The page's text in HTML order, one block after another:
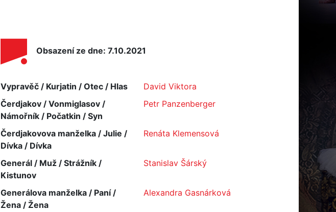
Obsazení ze dne: 7.10.2021
Vypravěč / Kurjatin / Otec / Hlas
David Viktora
Čerdjakov / Vonmiglasov /
Námořník / Počatkin / Syn
Petr Panzenberger
Čerdjakovova manželka / Julie /
Dívka / Dívka
Renáta Klemensová
Generál / Muž / Strážník /
Kistunov
Stanislav Šárský
Generálova manželka / Paní /
Žena / Žena
Alexandra Gasnárková